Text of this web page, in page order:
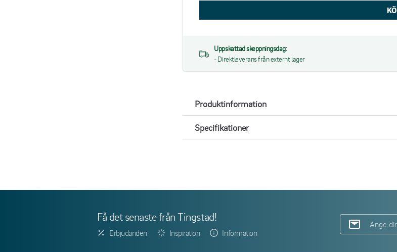
Uppskattad skeppningsdag:
- Direktleverans från externt lager
Produktinformation
Specifikationer
Få det senaste från Tingstad!
Erbjudanden Inspiration Information